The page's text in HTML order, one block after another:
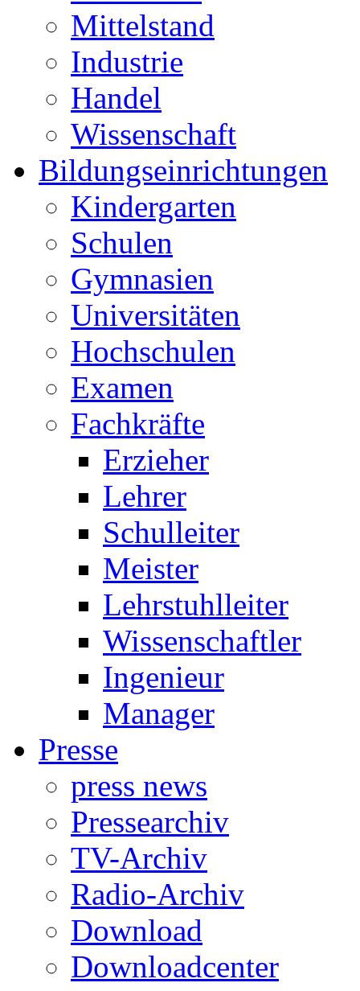
Mittelstand
Industrie
Handel
Wissenschaft
Bildungseinrichtungen
Kindergarten
Schulen
Gymnasien
Universitäten
Hochschulen
Examen
Fachkräfte
Erzieher
Lehrer
Schulleiter
Meister
Lehrstuhlleiter
Wissenschaftler
Ingenieur
Manager
Presse
press news
Pressearchiv
TV-Archiv
Radio-Archiv
Download
Downloadcenter